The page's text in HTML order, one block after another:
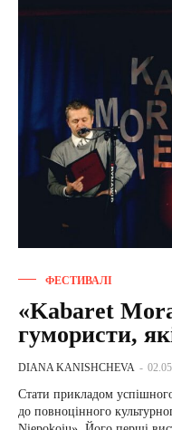
ФЕСТИВАЛІ
«Kabaret
гумористи,
DIANA KANISHCHEVA -
Стати прикладом
до повноцінного